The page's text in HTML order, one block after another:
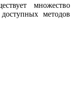
множество
методов